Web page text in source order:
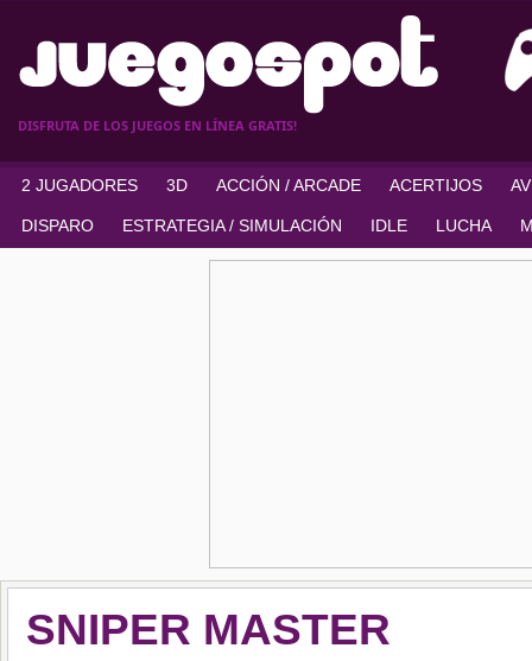
DISFRUTA DE LOS JUEGOS EN LÍNEA GRATIS!
2 JUGADORES 3D ACCIÓN / ARCADE ACERTIJOS
DISPARO ESTRATEGIA / SIMULACIÓN IDLE LUCHA
SNIPER MASTER